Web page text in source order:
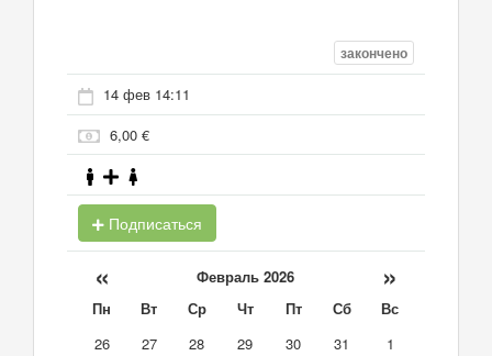
закончено
14 фев 14:11
6,00 €
Подписаться
« Февраль 2026 »
Пн Вт Ср Чт Пт Сб
Вс
26
27 28 29 30 31
1